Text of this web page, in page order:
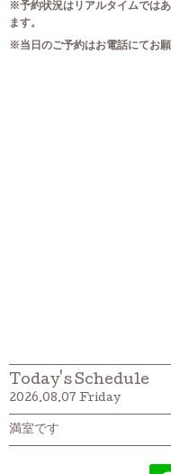
※予約状況はリアルタイムでは
ます。
※当日のご予約はお電話にてお願
Today's Schedule
2026.08.07 Friday
満室です